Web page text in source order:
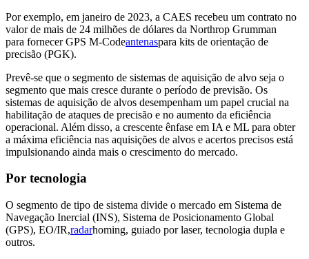
Por exemplo, em janeiro de 2023, a CAES recebeu um contrato no
valor de mais de 24 milhões de dólares da Northrop Grumman
para fornecer GPS M-Codeantenaspara kits de orientação de
precisão (PGK).
Prevê-se que o segmento de sistemas de aquisição de alvo seja o
segmento que mais cresce durante o período de previsão. Os
sistemas de aquisição de alvos desempenham um papel crucial na
habilitação de ataques de precisão e no aumento da eficiência
operacional. Além disso, a crescente ênfase em IA e ML para obter
a máxima eficiência nas aquisições de alvos e acertos precisos está
impulsionando ainda mais o crescimento do mercado.
Por tecnologia
O segmento de tipo de sistema divide o mercado em Sistema de
Navegação Inercial (INS), Sistema de Posicionamento Global
(GPS), EO/IR,radarhoming, guiado por laser, tecnologia dupla e
outros.